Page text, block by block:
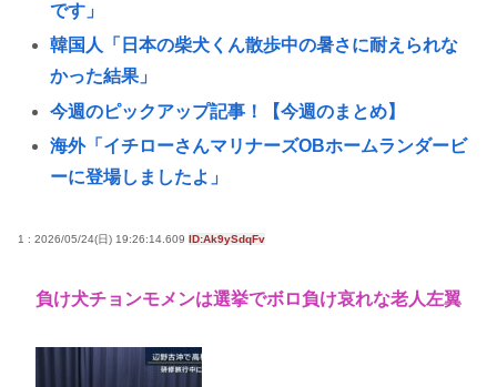
です」
韓国人「日本の柴犬くん散歩中の暑さに耐えられな
かった結果」
今週のピックアップ記事！【今週のまとめ】
海外「イチローさんマリナーズOBホームランダービ
ーに登場しましたよ」
のほうが恥ずかしいよな🤔
「ハチからしたら突然ドイツ戦車が家に来るんだ
B’zって急に消えたよな
1 : 2026/05/24(日) 19:26:14.609 ID:Ak9ySdqFv
負け犬チョンモメンは選挙でボロ負け哀れな老人左翼